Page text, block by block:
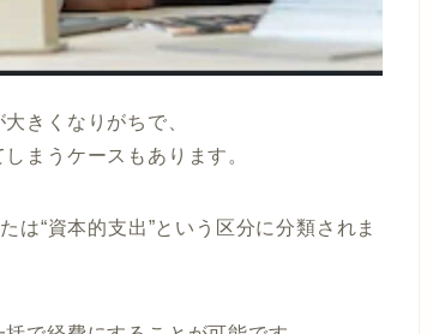
きくなりがちで、
まうケースもあります。
は“資本的支出”という区分に分類されま